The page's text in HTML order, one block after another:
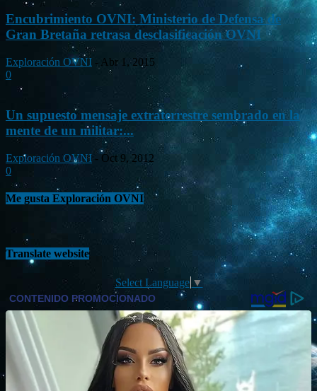
Encubrimiento OVNI: Ministerio de Defensa de
Gran Bretaña retrasa desclasificación OVNI
Exploración OVNI - Abr 1, 2015
0
Un supuesto mensaje extraterrestre sembrado en la
mente de un militar:...
Exploración OVNI - Oct 9, 2012
0
Me gusta Exploración OVNI
Translate website
Select Language ▼